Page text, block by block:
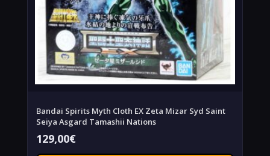
Bandai Spirits Myth Cloth EX Zeta Mizar Syd Saint
Seiya Asgard Tamashii Nations
129,00€